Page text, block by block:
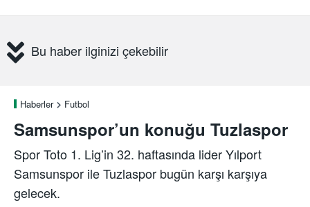
Bu haber ilginizi çekebilir
Haberler Futbol
Samsunspor’un konuğu Tuzlaspor
Spor Toto 1. Lig’in 32. haftasında lider Yılport
Samsunspor ile Tuzlaspor bugün karşı karşıya
gelecek.